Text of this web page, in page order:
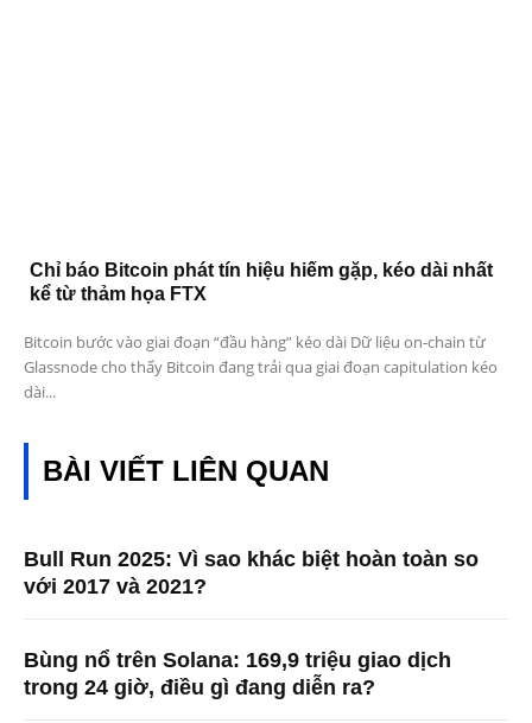
Chỉ báo Bitcoin phát tín hiệu hiếm gặp, kéo dài nhất
kể từ thảm họa FTX
Bitcoin bước vào giai đoạn “đầu hàng” kéo dài Dữ liệu on-chain từ
Glassnode cho thấy Bitcoin đang trải qua giai đoạn capitulation kéo
dài...
BÀI VIẾT LIÊN QUAN
Bull Run 2025: Vì sao khác biệt hoàn toàn so
với 2017 và 2021?
Bùng nổ trên Solana: 169,9 triệu giao dịch
trong 24 giờ, điều gì đang diễn ra?